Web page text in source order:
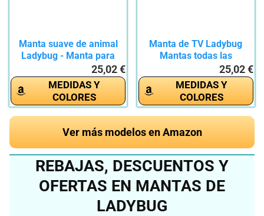
Manta suave de animal
Ladybug - Manta para
25,02 €
MEDIDAS Y
COLORES
Manta de TV Ladybug
Mantas todas las
estaciones...25,02 €
MEDIDAS Y
COLORES
Ver más modelos en Amazon
REBAJAS, DESCUENTOS Y
OFERTAS EN MANTAS DE
LADYBUG